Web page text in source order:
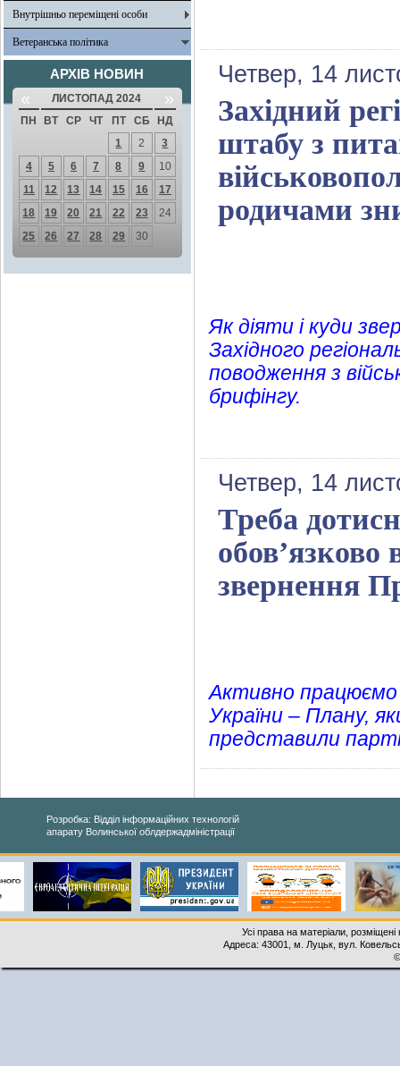
Внутрішньо переміщені особи
Ветеранська політика
АРХІВ НОВИН
« ЛИСТОПАД 2024 »
ПН ВТ СР ЧТ ПТ СБ
НД
1
2
3
4
5 6 7 8 9
10
11
12 13 14 15 16
17
18
19 20 21 22 23
24
25
26 27 28 29 30
Четвер, 14
Західний
штабу з
родичами
Як діяти і куди
Західного
поводження з
брифінгу.
Четвер, 14
Треба
обов’язково
звернення
Активно працюємо
України – Плану,
представили
Розробка: Відділ інформаційних технологій
апарату Волинської облдержадміністрації
Усі права на матеріали,
Адреса: 43001, м. Луцьк, вул.